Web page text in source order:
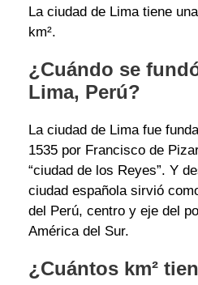
La ciudad de Lima tiene
km².
¿Cuándo se
Lima, Perú?
La ciudad de Lima fue
1535 por Francisco de
“ciudad de los Reyes”. Y
ciudad española sirvió
del Perú, centro y eje del
América del Sur.
¿Cuántos km²